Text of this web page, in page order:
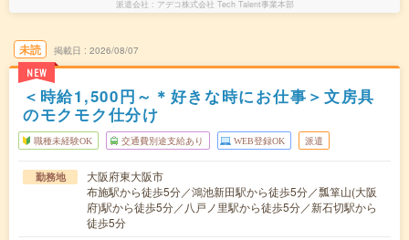
派遣会社 アデコ株式会社 Tech Talent事業本部
未読
NEW
掲載日 2026/08/07
＜時給1,500円～＊好きな時にお仕事＞文房具
のモクモク仕分け
職種未経験OK 交通費別途支給あり WEB登録OK 派遣
勤務地
大阪府東大阪市
布施駅から徒歩5分／鴻池新田駅から徒歩5分／瓢箪山(大阪
府)駅から徒歩5分／八戸ノ里駅から徒歩5分／新石切駅から
徒歩5分